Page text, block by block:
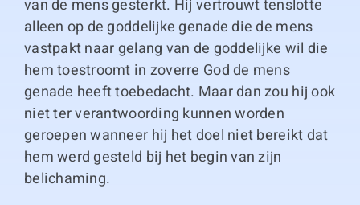
van de mens gesterkt. Hij vertrouwt tenslotte
alleen op de goddelijke genade die de mens
vastpakt naar gelang van de goddelijke wil die
hem toestroomt in zoverre God de mens
genade heeft toebedacht. Maar dan zou hij ook
niet ter verantwoording kunnen worden
geroepen wanneer hij het doel niet bereikt dat
hem werd gesteld bij het begin van zijn
belichaming.